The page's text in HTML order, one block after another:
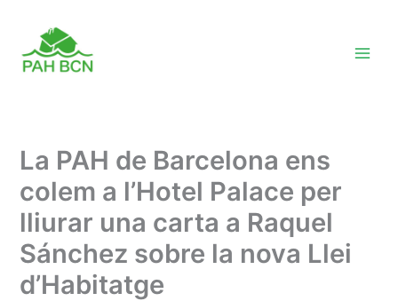
contingut
La PAH de Barcelona ens
colem a l’Hotel Palace per
lliurar una carta a Raquel
Sánchez sobre la nova Llei
d’Habitatge